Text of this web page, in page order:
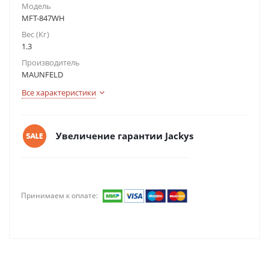
Модель
MFT-847WH
Вес (Кг)
1.3
Производитель
MAUNFELD
Все характеристики
Увеличение гарантии Jackys
Принимаем к оплате: